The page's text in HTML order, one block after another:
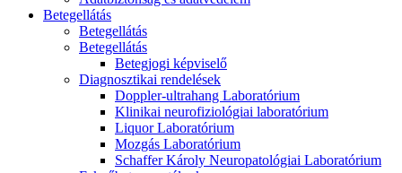
Betegellátás
Betegellátás
Betegellátás
Betegjogi képviselő
Diagnosztikai rendelések
Doppler-ultrahang Laboratórium
Klinikai neurofiziológiai laboratórium
Liquor Laboratórium
Mozgás Laboratórium
Schaffer Károly Neuropatológiai Laboratórium